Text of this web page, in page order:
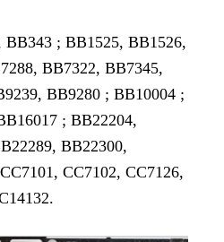
; BB1525, BB1526,
BB7322, BB7345,
BB9280 ; BB10004 ;
; BB22204,
BB22300,
CC7102, CC7126,